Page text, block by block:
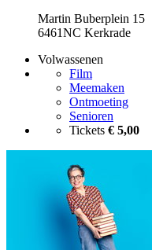
Martin Buberplein 15
6461NC Kerkrade
Volwassenen
Film
Meemaken
Ontmoeting
Senioren
Tickets € 5,00